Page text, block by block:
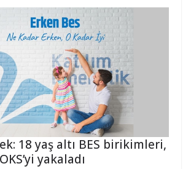
18 yaş altı BES birikimleri,
yakaladı